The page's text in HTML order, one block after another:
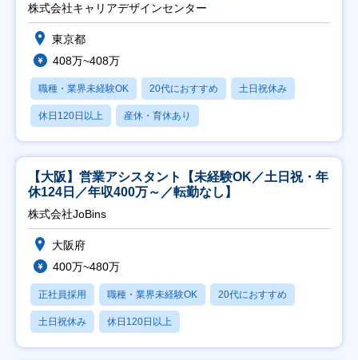
株式会社キャリアデザインセンター
東京都
408万~408万
職種・業界未経験OK 20代におすすめ 土日祝休み
休日120日以上 産休・育休あり
【大阪】営業アシスタント【未経験OK／土日祝・年
休124日／年収400万～／転勤なし】
株式会社JoBins
大阪府
400万~480万
正社員採用 職種・業界未経験OK 20代におすすめ
土日祝休み 休日120日以上